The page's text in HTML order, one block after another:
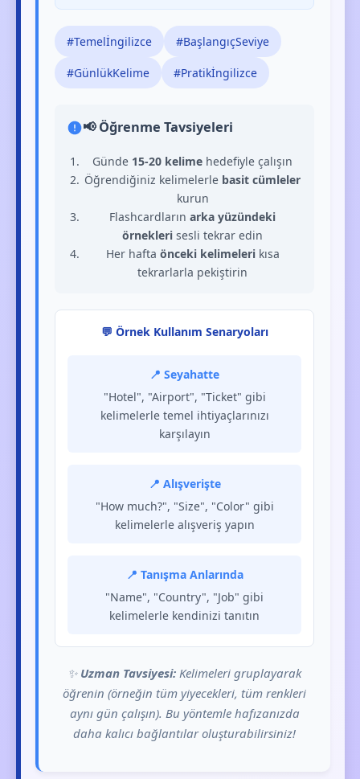
#Temelİngilizce #BaşlangıçSeviye
#GünlükKelime #Pratikİngilizce
📢 Öğrenme Tavsiyeleri
Günde 15-20 kelime hedefiyle çalışın
Öğrendiğiniz kelimelerle basit cümleler
kurun
Flashcardlarınarka yüzündeki
örnekleri sesli tekrar edin
Her hafta önceki kelimelerikısa
tekrarlarla pekiştirin
💬 Örnek Kullanım Senaryoları
📍 Seyahatte
"Hotel", "Airport", "Ticket" gibi
kelimelerle temel ihtiyaçlarınızı
karşılayın
📍 Alışverişte
"How much?", "Size", "Color" gibi
kelimelerle alışveriş yapın
📍 Tanışma Anlarında
"Name", "Country", "Job" gibi
kelimelerle kendinizi tanıtın
✨ Uzman Tavsiyesi: Kelimeleri gruplayarak
öğrenin (örneğin tüm yiyecekleri, tüm renkleri
aynı gün çalışın). Bu yöntemle hafızanızda
daha kalıcı bağlantılar oluşturabilirsiniz!